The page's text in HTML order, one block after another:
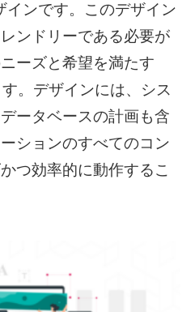
インです。このデザイン
ンドリーである必要が
ーズと希望を満たす
。デザインには、シス
ータベースの計画も含
ションのすべてのコン
つ効率的に動作するこ